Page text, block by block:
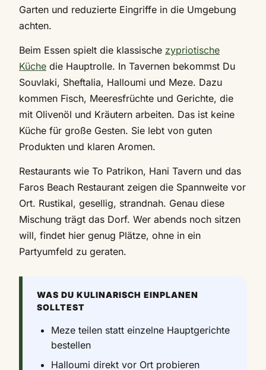
Garten und reduzierte Eingriffe in die Umgebung
achten.
Beim Essen spielt die klassische zypriotische
Küche die Hauptrolle. In Tavernen bekommst Du
Souvlaki, Sheftalia, Halloumi und Meze. Dazu
kommen Fisch, Meeresfrüchte und Gerichte, die
mit Olivenöl und Kräutern arbeiten. Das ist keine
Küche für große Gesten. Sie lebt von guten
Produkten und klaren Aromen.
Restaurants wie To Patrikon, Hani Tavern und das
Faros Beach Restaurant zeigen die Spannweite vor
Ort. Rustikal, gesellig, strandnah. Genau diese
Mischung trägt das Dorf. Wer abends noch sitzen
will, findet hier genug Plätze, ohne in ein
Partyumfeld zu geraten.
WAS DU KULINARISCH EINPLANEN
SOLLTEST
Meze teilen statt einzelne Hauptgerichte
bestellen
Halloumi direkt vor Ort probieren